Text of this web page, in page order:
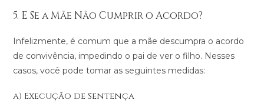
5. E Se a Mãe Não Cumprir o Acordo?
Infelizmente, é comum que a mãe descumpra o acordo
de convivência, impedindo o pai de ver o filho. Nesses
casos, você pode tomar as seguintes medidas:
a) Execução de Sentença